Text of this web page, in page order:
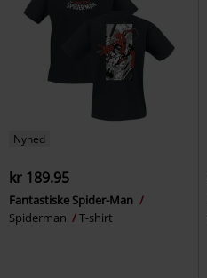
Nyhed
kr 189.95
Fantastiske Spider-Man
Spiderman
T-shirt